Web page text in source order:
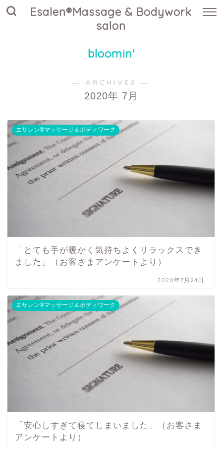
Esalen®Massage & Bodywork
salon
bloomin'
― ARCHIVES ―
2020年 7月
エサレン®マッサージ＆ボディワーク
「とても手が暖かく気持ちよくリラックスでき
ました」（お客さまアンケートより）
2020年7月24日
エサレン®マッサージ＆ボディワーク
「安心しすぎて寝てしまいました」（お客さま
アンケートより）